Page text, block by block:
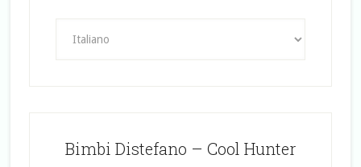
Bimbi Distefano – Cool Hunter